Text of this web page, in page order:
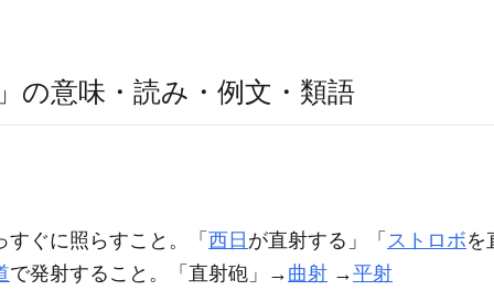
の意味・読み・例文・類語
ぐに照らすこと。「 西日 が直射する」「 ストロボを
で発射すること。「 直射砲」→ 曲射 →平射